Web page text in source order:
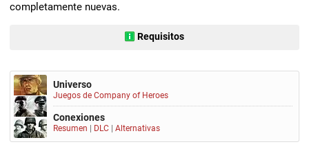
completamente nuevas.
Requisitos
Universo
Juegos de Company of Heroes
Conexiones
Resumen DLC Alternativas